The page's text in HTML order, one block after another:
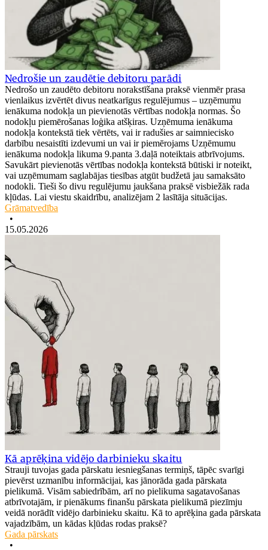
Nedrošie un zaudētie debitoru parādi
Nedrošo un zaudēto debitoru norakstīšana praksē vienmēr prasa
vienlaikus izvērtēt divus neatkarīgus regulējumus – uzņēmumu
ienākuma nodokļa un pievienotās vērtības nodokļa normas. Šo
nodokļu piemērošanas loģika atšķiras. Uzņēmuma ienākuma
nodokļa kontekstā tiek vērtēts, vai ir radušies ar saimniecisko
darbību nesaistīti izdevumi un vai ir piemērojams Uzņēmumu
ienākuma nodokļa likuma 9.panta 3.daļā noteiktais atbrīvojums.
Savukārt pievienotās vērtības nodokļa kontekstā būtiski ir noteikt,
vai uzņēmumam saglabājas tiesības atgūt budžetā jau samaksāto
nodokli. Tieši šo divu regulējumu jaukšana praksē visbiežāk rada
kļūdas. Lai viestu skaidrību, analizējam 2 lasītāja situācijas.
Grāmatvedība
•
15.05.2026
Kā aprēķina vidējo darbinieku skaitu
Strauji tuvojas gada pārskatu iesniegšanas termiņš, tāpēc svarīgi
pievērst uzmanību informācijai, kas jānorāda gada pārskata
pielikumā. Visām sabiedrībām, arī no pielikuma sagatavošanas
atbrīvotajām, ir pienākums finanšu pārskata pielikumā piezīmju
veidā norādīt vidējo darbinieku skaitu. Kā to aprēķina gada pārskata
vajadzībām, un kādas kļūdas rodas praksē?
Gada pārskats
•